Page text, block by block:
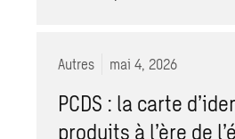
Autres mai 4, 2026
PCDS : la carte
produits à l’ère de